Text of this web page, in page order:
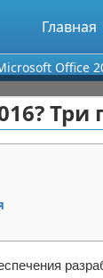
Главная
Office
Три